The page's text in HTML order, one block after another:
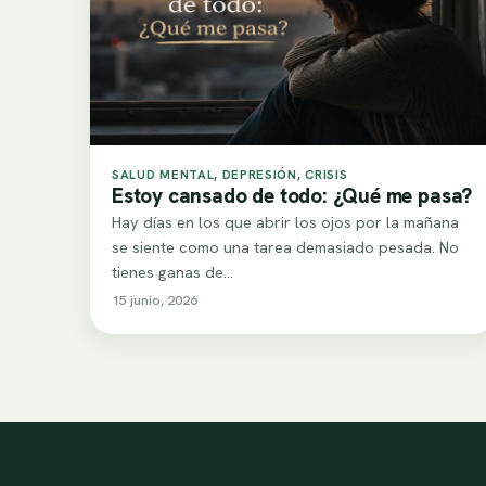
SALUD MENTAL, DEPRESIÓN, CRISIS
Estoy cansado de todo: ¿Qué me pasa?
Hay días en los que abrir los ojos por la mañana
se siente como una tarea demasiado pesada. No
tienes ganas de…
15 junio, 2026